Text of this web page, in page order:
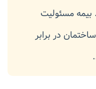
بیمه مسئولیت
در برابر